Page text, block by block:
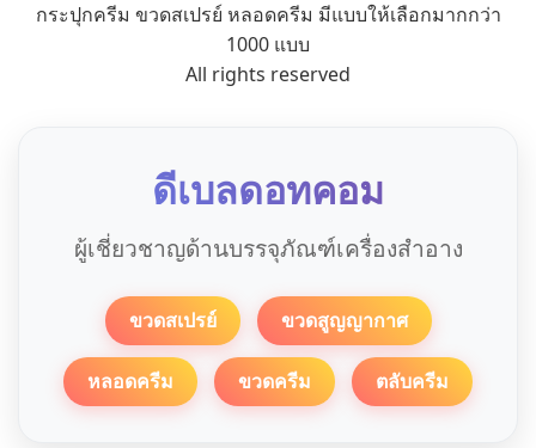
กระปุกครีม ขวดสเปรย์ หลอดครีม มีแบบให้เลือกมากกว่า
1000 แบบ
All rights reserved
ดีเบลดอทคอม
ผู้เชี่ยวชาญด้านบรรจุภัณฑ์เครื่องสำอาง
ขวดสเปรย์ ขวดสูญญากาศ
หลอดครีม ขวดครีม ตลับครีม